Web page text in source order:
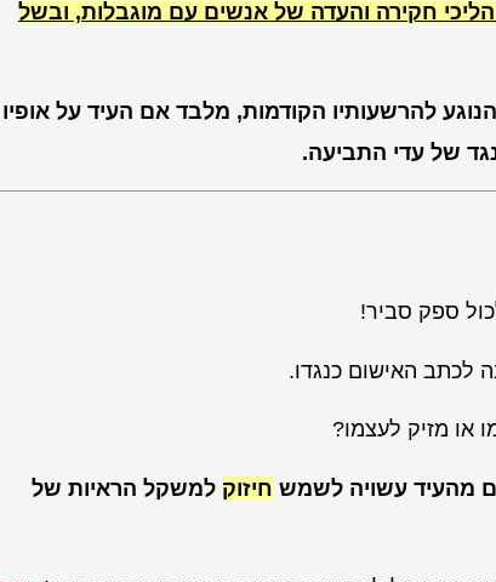
חקירה והעדה של אנשים עם מוגבלות, ובשל
להרשעותיו הקודמות, מלבד אם העיד על אופיו
של עדי התביעה.
ספק סביר!
לכתב האישום כנגדו.
או מזיק לעצמו?
מהעיד עשויה לשמש חיזוק למשקל הראיות של